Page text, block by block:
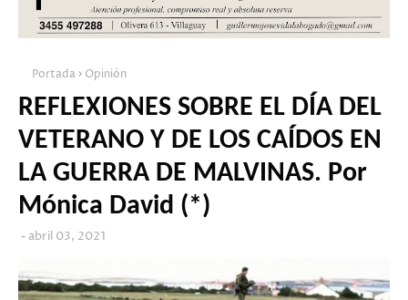
Portada Opinión
REFLEXIONES SOBRE EL DÍA DEL
VETERANO Y DE LOS CAÍDOS EN
LA GUERRA DE MALVINAS. Por
Mónica David (*)
abril 03, 2021